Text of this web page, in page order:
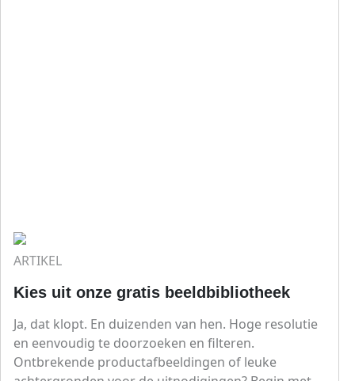
ARTIKEL
Kies uit onze gratis beeldbibliotheek
Ja, dat klopt. En duizenden van hen. Hoge resolutie
en eenvoudig te doorzoeken en filteren.
Ontbrekende productafbeeldingen of leuke